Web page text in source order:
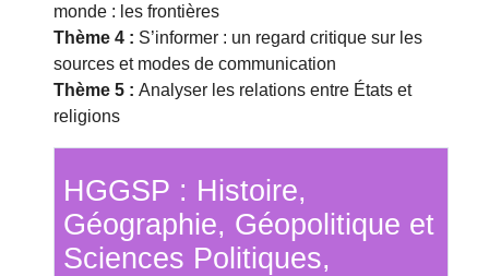
monde : les frontières
Thème 4 : S’informer : un regard critique sur les
sources et modes de communication
Thème 5 : Analyser les relations entre États et
religions
HGGSP : Histoire,
Géographie, Géopolitique et
Sciences Politiques,